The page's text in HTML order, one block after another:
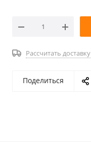
Рассчитать доставку
Поделиться